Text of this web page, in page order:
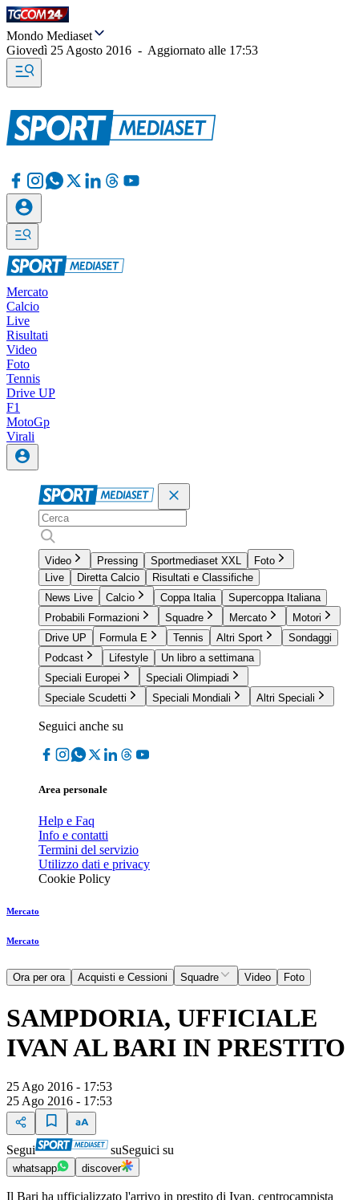
Mondo Mediaset
Giovedì 25 Agosto 2016 - Aggiornato alle 17:53
Mercato
Calcio
Live
Risultati
Video
Foto
Tennis
Drive UP
F1
MotoGp
Virali
Video Pressing Sportmediaset XXL
Foto
Live
Diretta Calcio
Risultati e Classifiche
News Live
Calcio Coppa Italia
Supercoppa Italiana
Probabili Formazioni
Squadre Mercato
Motori
Drive UP
Formula E Tennis Altri Sport
Sondaggi
Podcast
Lifestyle
Un libro a settimana
Speciali Europei
Speciali Olimpiadi
Speciale Scudetti
Speciali Mondiali Altri Speciali
Seguici anche su
Area personale
Help e Faq
Info e contatti
Termini del servizio
Utilizzo dati e privacy
Cookie Policy
Mercato
Mercato
Ora per ora Acquisti e Cessioni Squadre Video Foto
SAMPDORIA, UFFICIALE
IVAN AL BARI IN PRESTITO
25 Ago 2016 - 17:53
25 Ago 2016 - 17:53
Segui suSeguici su
whatsapp discover
Il Bari ha ufficializzato l'arrivo in prestito di Ivan, centrocampista